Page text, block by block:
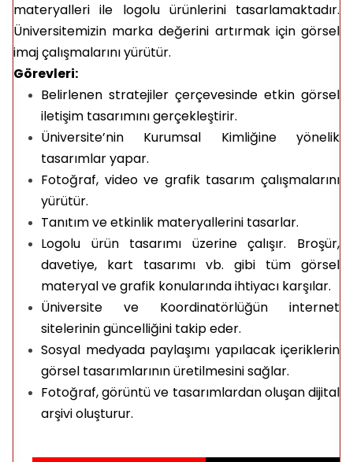
materyalleri ile logolu ürünlerini tasarlamaktadır.
Üniversitemizin marka değerini artırmak için görsel
imaj çalışmalarını yürütür.
Görevleri:
Belirlenen stratejiler çerçevesinde etkin görsel
iletişim tasarımını gerçekleştirir.
Üniversite’nin Kurumsal Kimliğine yönelik
tasarımlar yapar.
Fotoğraf, video ve grafik tasarım çalışmalarını
yürütür.
Tanıtım ve etkinlik materyallerini tasarlar.
Logolu ürün tasarımı üzerine çalışır.
Broşür,
davetiye, kart tasarımı vb. gibi tüm görsel
materyal ve grafik konularında ihtiyacı karşılar.
Üniversite ve Koordinatörlüğün internet
sitelerinin güncelliğini takip eder.
Sosyal medyada paylaşımı yapılacak içeriklerin
görsel tasarımlarının üretilmesini sağlar.
Fotoğraf, görüntü ve tasarımlardan oluşan dijital
arşivi oluşturur.